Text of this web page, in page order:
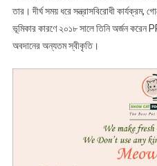
তার। দীর্ঘ সময় ধরে সন্ত্রাসবিরোধী কার্যক্রম,
ভূমিকার কারণে ২০১৮ সালে তিনি অর্জন করেন
অবদানের অন্যতম স্বীকৃতি।